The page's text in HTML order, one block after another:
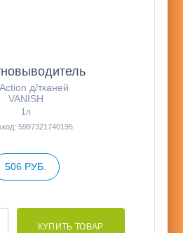
д/тканей
VANISH
1л
5997321740195
506 РУБ.